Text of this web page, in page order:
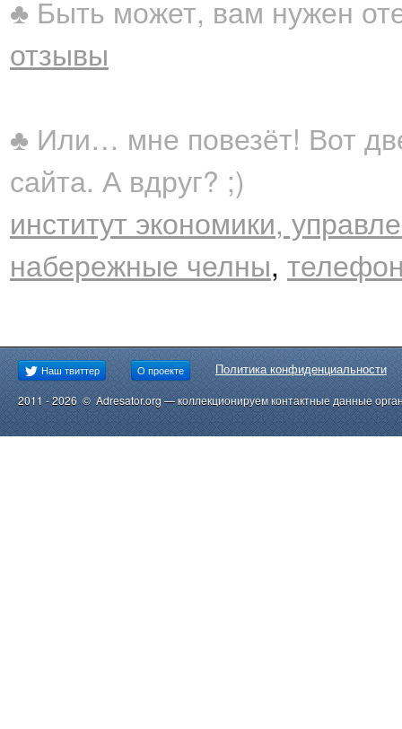
♣ Быть может, вам нужен
отзывы
♣ Или… мне повезёт! Вот
сайта. А вдруг? ;)
институт экономики,
набережные челны,
Наш твиттер О проекте Политика конфиденциальности
2011 - 2026 © Adresator.org — коллекционируем контактные данные